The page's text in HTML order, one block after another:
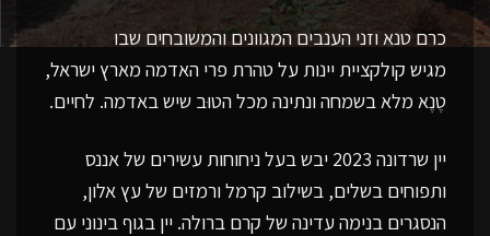
כרם טנא וזני הענבים המגוונים והמשובחים שבו
מגיש קולקציית יינות על טהרת פרי האדמה מארץ ישראל,
טֶנֶא מלא בשמחה ונתינה מכל הטוּב שיש באדמה. לחיים.
יין שרדונה 2023 יבש בעל ניחוחות עשירים של אננס
ותפוחים בשלים, בשילוב קרמל ורמזים של עץ אלון,
הנסגרים בנימה עדינה של קרם ברולה. יין בגוף בינוני עם